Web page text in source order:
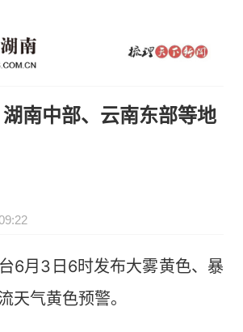
南中部、云南东部等地
月3日6时发布大雾黄色、暴
天气黄色预警。